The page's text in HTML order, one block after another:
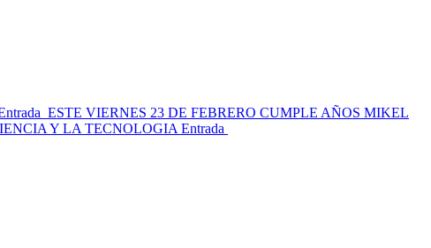
ESTE VIERNES 23 DE FEBRERO CUMPLE AÑOS MIKEL
Y LA TECNOLOGIA Entrada